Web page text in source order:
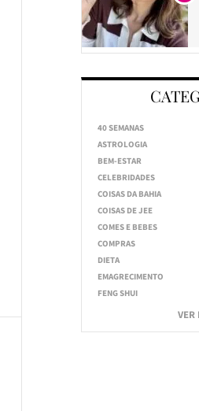
40 SEMANAS
ASTROLOGIA
BEM-ESTAR
CELEBRIDADES
COISAS DA BAHIA
COISAS DE JEE
COMES E BEBES
COMPRAS
DIETA
EMAGRECIMENTO
FENG SHUI
VER